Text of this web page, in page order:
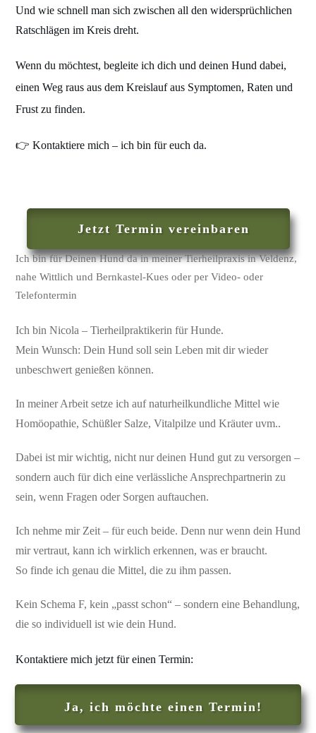
Und wie schnell man sich zwischen all den widersprüchlichen
Ratschlägen im Kreis dreht.
Wenn du möchtest, begleite ich dich und deinen Hund dabei,
einen Weg raus aus dem Kreislauf aus Symptomen, Raten und
Frust zu finden.
👉 Kontaktiere mich – ich bin für euch da.
Jetzt Termin vereinbaren
Ich bin für Deinen Hund da in meiner Tierheilpraxis in Veldenz,
nahe Wittlich und Bernkastel-Kues oder per Video- oder
Telefontermin
Ich bin Nicola – Tierheilpraktikerin für Hunde.
Mein Wunsch: Dein Hund soll sein Leben mit dir wieder
unbeschwert genießen können.
In meiner Arbeit setze ich auf naturheilkundliche Mittel wie
Homöopathie, Schüßler Salze, Vitalpilze und Kräuter uvm..
Dabei ist mir wichtig, nicht nur deinen Hund gut zu versorgen –
sondern auch für dich eine verlässliche Ansprechpartnerin zu
sein, wenn Fragen oder Sorgen auftauchen.
Ich nehme mir Zeit – für euch beide. Denn nur wenn dein Hund
mir vertraut, kann ich wirklich erkennen, was er braucht.
So finde ich genau die Mittel, die zu ihm passen.
Kein Schema F, kein „passt schon“ – sondern eine Behandlung,
die so individuell ist wie dein Hund.
Kontaktiere mich jetzt für einen Termin:
Ja, ich möchte einen Termin!